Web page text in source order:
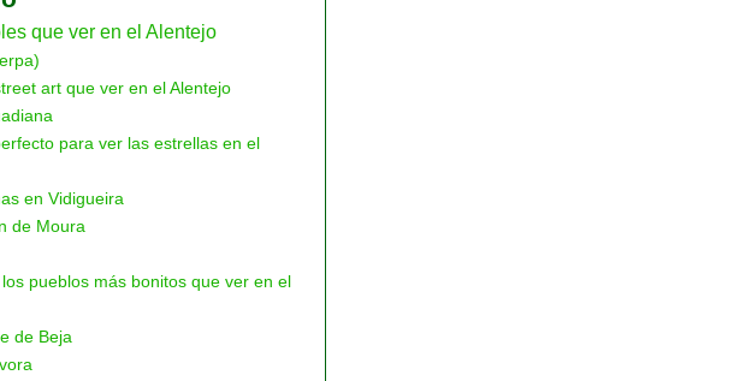
que ver en el Alentejo
art que ver en el Alentejo
para ver las estrellas en el
en Vidigueira
de Moura
pueblos más bonitos que ver en el
de Beja